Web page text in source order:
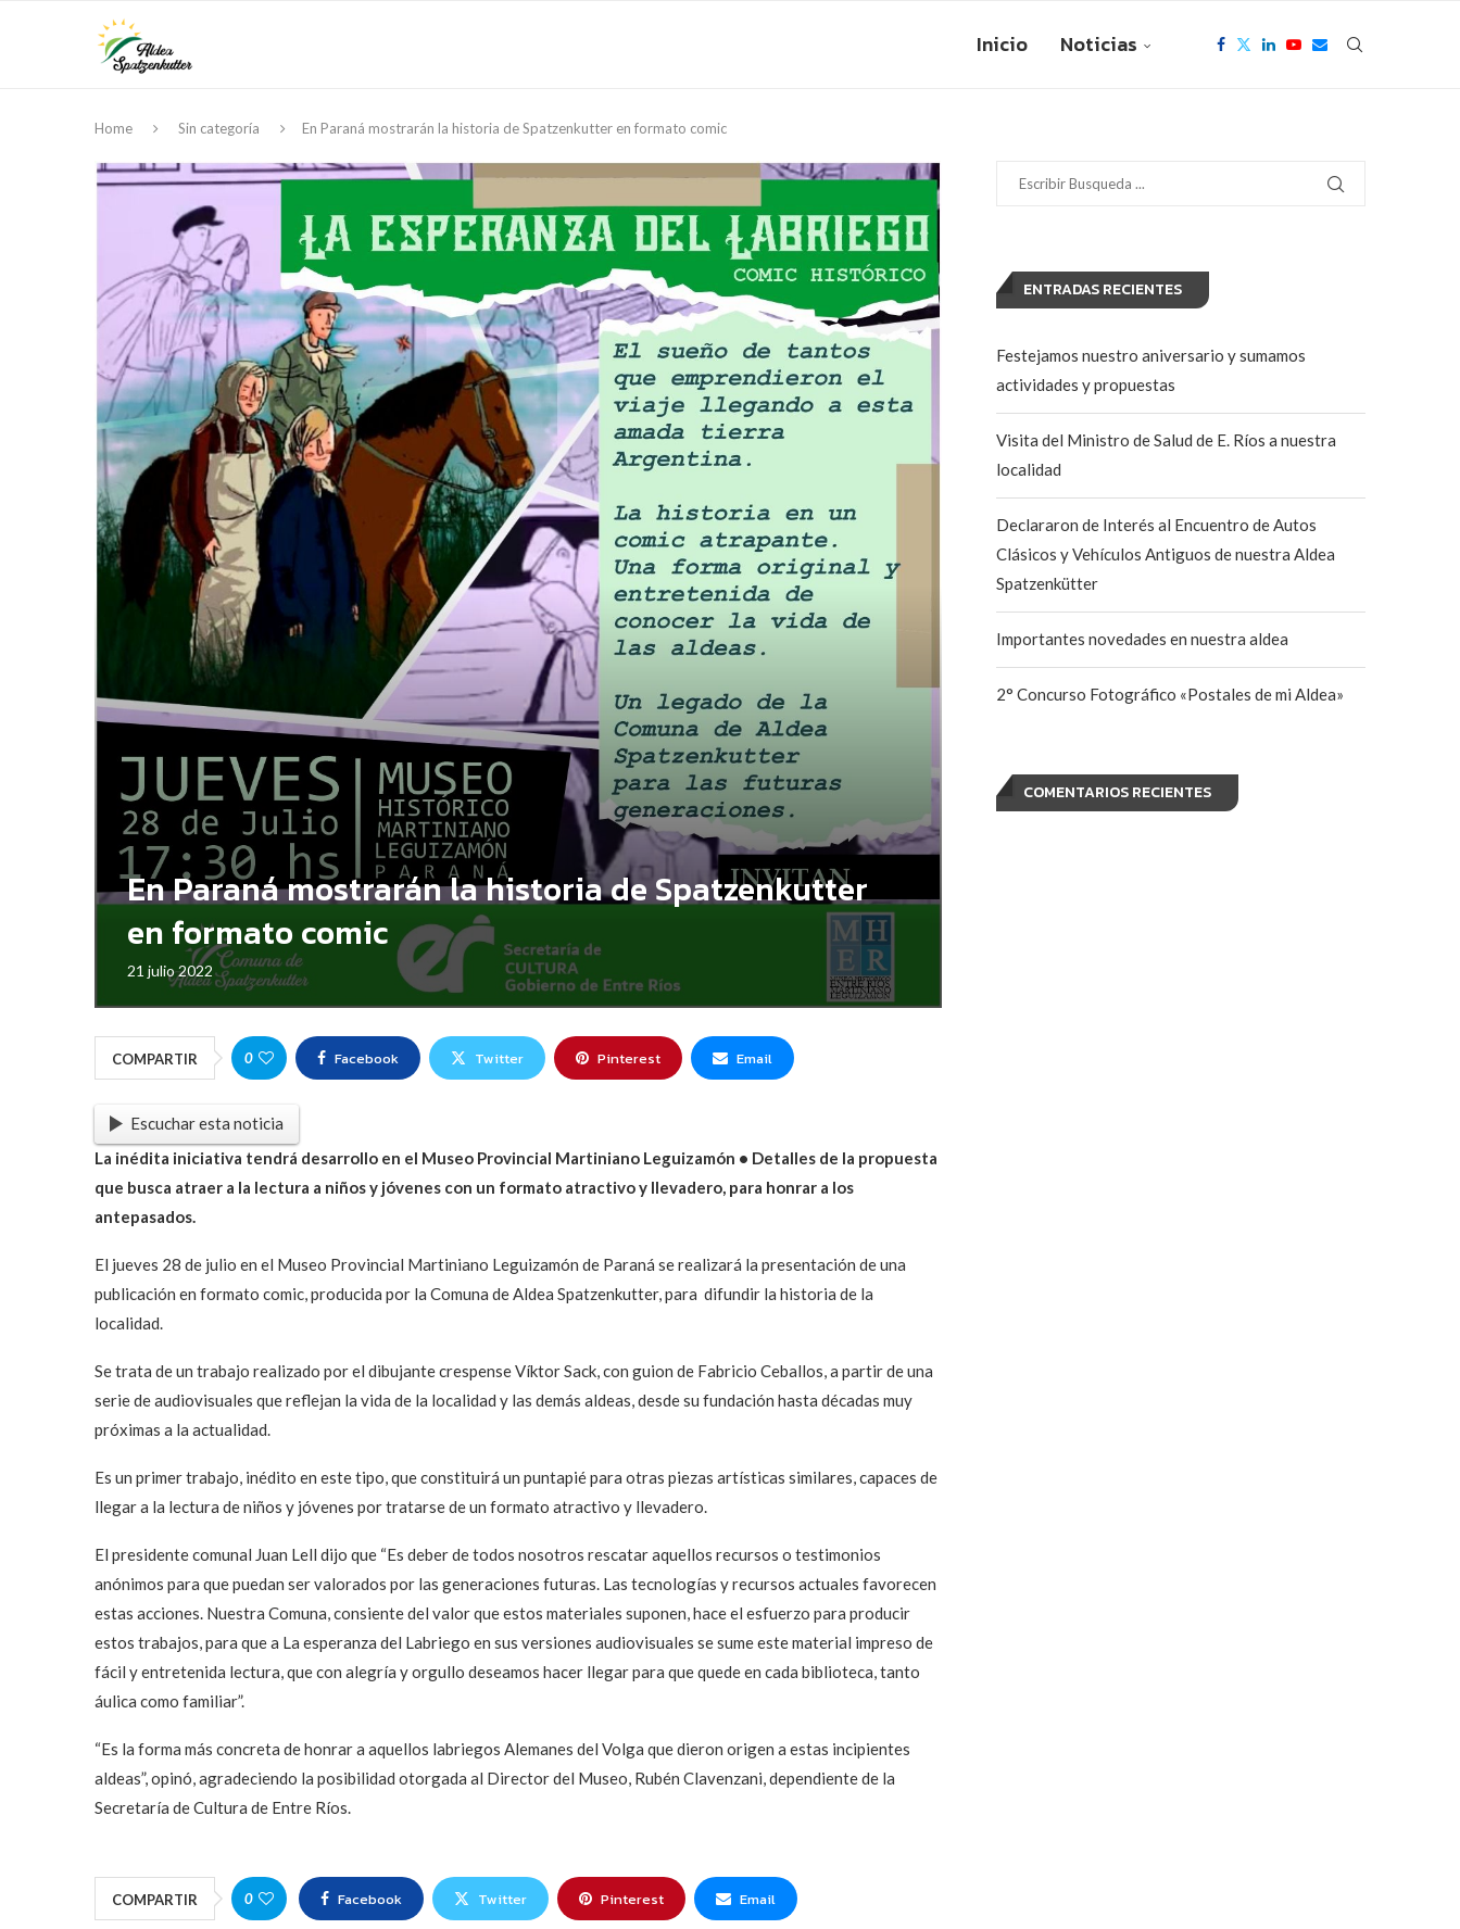
Inicio Noticias
Home Sin categoría En Paraná mostrarán la historia de Spatzenkutter en formato comic
En Paraná mostrarán la historia de Spatzenkutter
en formato comic
21 julio 2022
COMPARTIR 0 Facebook Twitter Pinterest Email
Escuchar esta noticia
La inédita iniciativa tendrá desarrollo en el Museo Provincial Martiniano Leguizamón • Detalles de la propuesta
que busca atraer a la lectura a niños y jóvenes con un formato atractivo y llevadero, para honrar a los
antepasados.
El jueves 28 de julio en el Museo Provincial Martiniano Leguizamón de Paraná se realizará la presentación de una
publicación en formato comic, producida por la Comuna de Aldea Spatzenkutter, para difundir la historia de la
localidad.
Se trata de un trabajo realizado por el dibujante crespense Víktor Sack, con guion de Fabricio Ceballos, a partir de una
serie de audiovisuales que reflejan la vida de la localidad y las demás aldeas, desde su fundación hasta décadas muy
próximas a la actualidad.
Es un primer trabajo, inédito en este tipo, que constituirá un puntapié para otras piezas artísticas similares, capaces de
llegar a la lectura de niños y jóvenes por tratarse de un formato atractivo y llevadero.
El presidente comunal Juan Lell dijo que “Es deber de todos nosotros rescatar aquellos recursos o testimonios
anónimos para que puedan ser valorados por las generaciones futuras. Las tecnologías y recursos actuales favorecen
estas acciones. Nuestra Comuna, consiente del valor que estos materiales suponen, hace el esfuerzo para producir
estos trabajos, para que a La esperanza del Labriego en sus versiones audiovisuales se sume este material impreso de
fácil y entretenida lectura, que con alegría y orgullo deseamos hacer llegar para que quede en cada biblioteca, tanto
áulica como familiar”.
“Es la forma más concreta de honrar a aquellos labriegos Alemanes del Volga que dieron origen a estas incipientes
aldeas”, opinó, agradeciendo la posibilidad otorgada al Director del Museo, Rubén Clavenzani, dependiente de la
Secretaría de Cultura de Entre Ríos.
COMPARTIR 0 Facebook Twitter Pinterest Email
ENTRADAS RECIENTES
Festejamos nuestro aniversario y sumamos
actividades y propuestas
Visita del Ministro de Salud de E. Ríos a nuestra
localidad
Declararon de Interés al Encuentro de Autos
Clásicos y Vehículos Antiguos de nuestra Aldea
Spatzenkütter
Importantes novedades en nuestra aldea
2° Concurso Fotográfico «Postales de mi Aldea»
COMENTARIOS RECIENTES